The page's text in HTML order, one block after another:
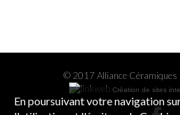
© 2017 Alliance Céramiques |
Création de sites
En poursuivant votre navigation